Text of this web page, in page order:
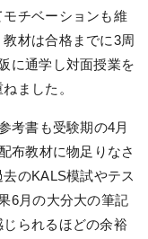
チベーションも維
材は合格までに3周
に通学し対面授業を
ました。
考書も受験期の4月
布教材に物足りなさ
のKALS模試やテス
6月の大分大の筆記
られるほどの余裕